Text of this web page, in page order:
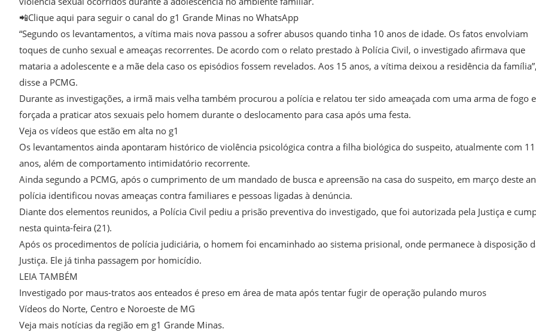
📲Clique aqui para seguir o canal do g1 Grande Minas no WhatsApp
“Segundo os levantamentos, a vítima mais nova passou a sofrer abusos quando tinha 10 anos de idade. Os fatos envolviam
toques de cunho sexual e ameaças recorrentes. De acordo com o relato prestado à Polícia Civil, o investigado afirmava que
mataria a adolescente e a mãe dela caso os episódios fossem revelados. Aos 15 anos, a vítima deixou a residência da
disse a PCMG.
Durante as investigações, a irmã mais velha também procurou a polícia e relatou ter sido ameaçada com uma arma de fogo e
forçada a praticar atos sexuais pelo homem durante o deslocamento para casa após uma festa.
Veja os vídeos que estão em alta no g1
Os levantamentos ainda apontaram histórico de violência psicológica contra a filha biológica do suspeito, atualmente com 11
anos, além de comportamento intimidatório recorrente.
Ainda segundo a PCMG, após o cumprimento de um mandado de busca e apreensão na casa do suspeito, em março deste
polícia identificou novas ameaças contra familiares e pessoas ligadas à denúncia.
Diante dos elementos reunidos, a Polícia Civil pediu a prisão preventiva do investigado, que foi autorizada pela Justiça e
nesta quinta-feira (21).
Após os procedimentos de polícia judiciária, o homem foi encaminhado ao sistema prisional, onde permanece à disposição
Justiça. Ele já tinha passagem por homicídio.
LEIA TAMBÉM
Investigado por maus-tratos aos enteados é preso em área de mata após tentar fugir de operação pulando muros
Vídeos do Norte, Centro e Noroeste de MG
Veja mais notícias da região em g1 Grande Minas.